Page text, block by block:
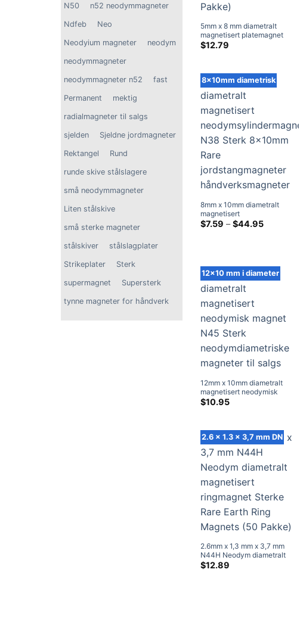
N50 n52 neodymmagneter
Ndfeb Neo
Neodyium magneter neodym
neodymmagneter
neodymmagneter n52 fast
Permanent mektig
radialmagneter til salgs
sjelden Sjeldne jordmagneter
Rektangel Rund
runde skive stålslagere
små neodymmagneter
Liten stålskive
små sterke magneter
stålskiver stålslagplater
Strikeplater Sterk
supermagnet Supersterk
tynne magneter for håndverk
5mm x 8 mm diametralt
magnetisert platemagnet
N38UH Sterk 5x8 mm
$12.79
8x10mm diametrisk
8mm x 10mm diametralt
magnetisert
neodymsylindermagnet N38
Sterk 8x10mm Rare
$7.59 – $44.95
12x10 mm i diameter
12mm x 10mm diametralt
magnetisert neodymisk
magnet N45 Sterk
$10.95
2.6 x 1.3 x 3,7 mm DN
2.6mm x 1,3 mm x 3,7 mm
N44H Neodym diametralt
magnetisert ringmagnet
$12.89